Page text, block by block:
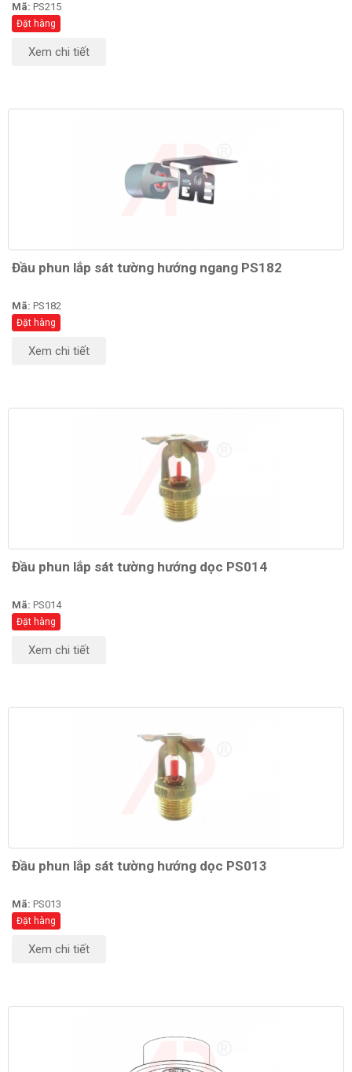
Mã: PS215
Đặt hàng
Xem chi tiết
Đầu phun lắp sát tường hướng ngang PS182
Mã: PS182
Đặt hàng
Xem chi tiết
Đầu phun lắp sát tường hướng dọc PS014
Mã: PS014
Đặt hàng
Xem chi tiết
Đầu phun lắp sát tường hướng dọc PS013
Mã: PS013
Đặt hàng
Xem chi tiết